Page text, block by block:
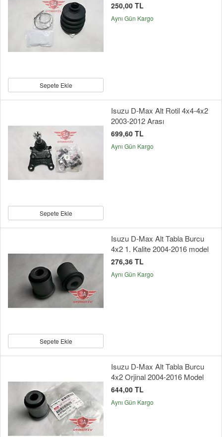
Sepete Ekle
250,00 TL
Aynı Gün Kargo
Sepete Ekle
Isuzu D-Max Alt Rotil 4x4-4x2
2003-2012 Arası
699,60 TL
Aynı Gün Kargo
Sepete Ekle
Isuzu D-Max Alt Tabla Burcu
4x2 1. Kalite 2004-2016 model
276,36 TL
Aynı Gün Kargo
Isuzu D-Max Alt Tabla Burcu
4x2 Orjinal 2004-2016 Model
644,00 TL
Aynı Gün Kargo